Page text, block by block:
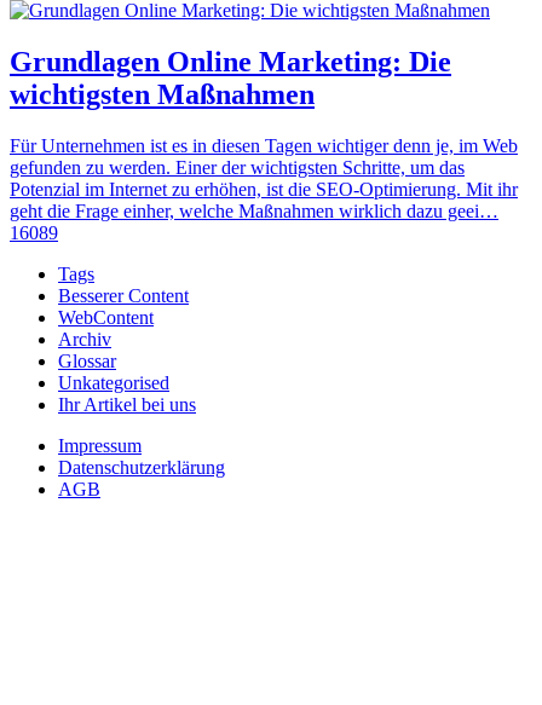
Grundlagen Online Marketing: Die
wichtigsten Maßnahmen
Für Unternehmen ist es in diesen Tagen wichtiger denn je, im Web
gefunden zu werden. Einer der wichtigsten Schritte, um das
Potenzial im Internet zu erhöhen, ist die SEO-Optimierung. Mit ihr
geht die Frage einher, welche Maßnahmen wirklich dazu geei…
16089
Tags
Besserer Content
WebContent
Archiv
Glossar
Unkategorised
Ihr Artikel bei uns
Impressum
Datenschutzerklärung
AGB